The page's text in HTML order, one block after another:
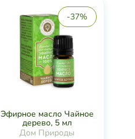
-37%
Эфирное масло Чайное
дерево, 5 мл
Дом Природы